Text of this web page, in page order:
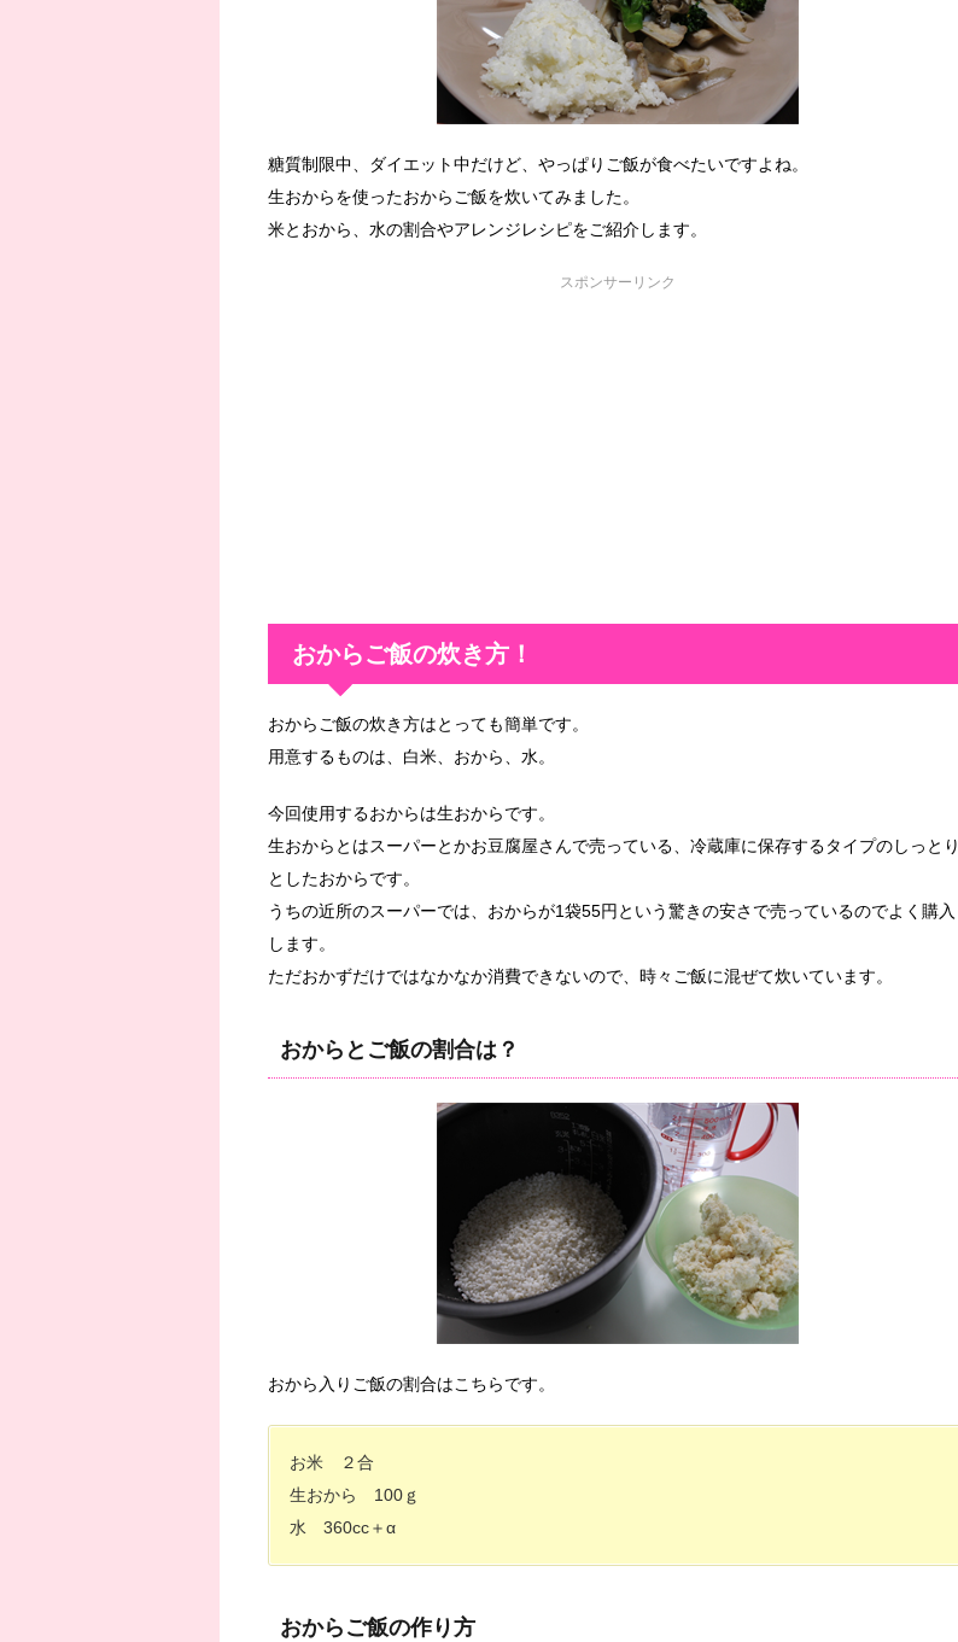
糖質制限中、ダイエット中だけど、やっぱりご飯が食べたいですよね。
生おからを使ったおからご飯を炊いてみました。
米とおから、水の割合やアレンジレシピをご紹介します。
スポンサーリンク
おからご飯の炊き方！
おからご飯の炊き方はとっても簡単です。
用意するものは、白米、おから、水。
今回使用するおからは生おからです。
生おからとはスーパーとかお豆腐屋さんで売っている、冷蔵庫に保存するタイプのしっとり
としたおからです。
うちの近所のスーパーでは、おからが1袋55円という驚きの安さで売っているのでよく購入
します。
ただおかずだけではなかなか消費できないので、時々ご飯に混ぜて炊いています。
おからとご飯の割合は？
おから入りご飯の割合はこちらです。
お米 ２合
生おから 100ｇ
水 360cc＋α
おからご飯の作り方